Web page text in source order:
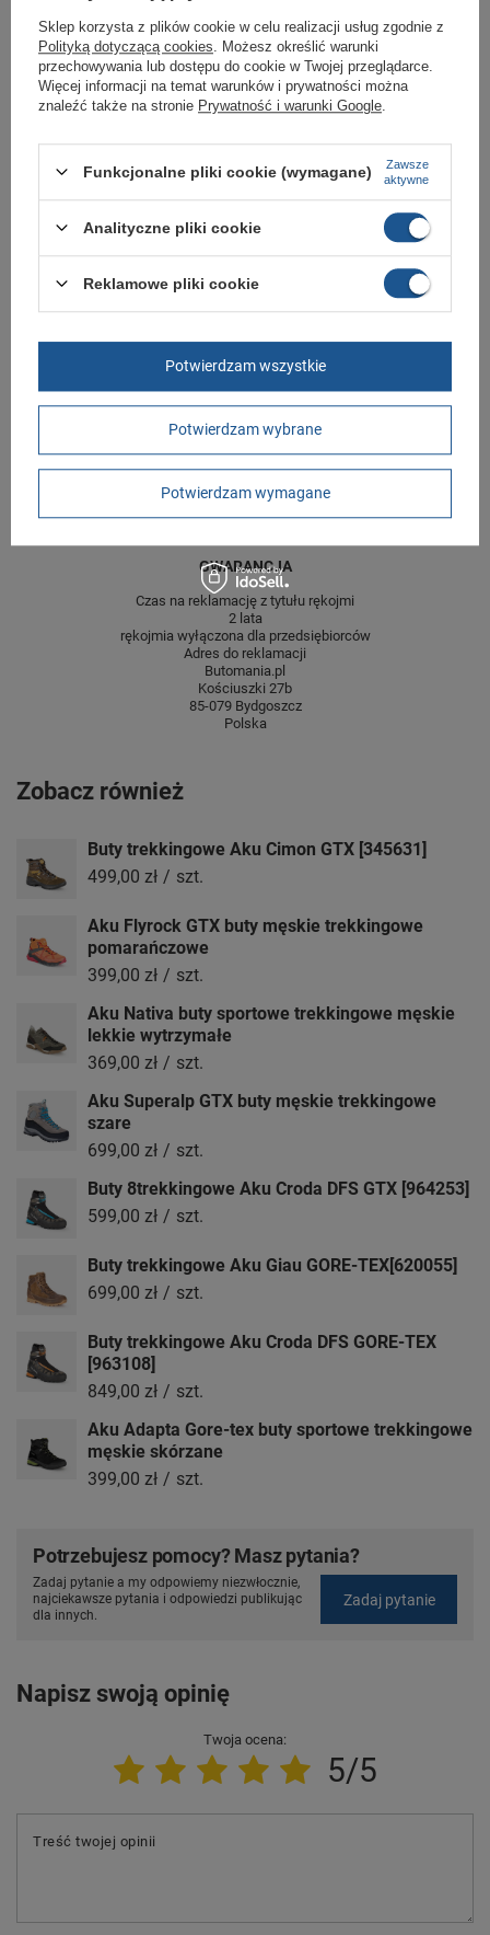
oryginalny i pochodzi z oficjalnej sieci dystrybucyjnej.
W ciągu 30 dni możesz dokonać zwrotu bądź wymiany towaru bez
podania przyczyny.
Marka Aku
Symbol 903205
Materiał zewnętrzny
Zapięcie sznurowane
Szerokość towaru w
centymetrach
Więcej
20
Wysokość towaru w
centymetrach
Więcej
GWARANCJA
Czas na reklamację z tytułu rękojmi
2 lata
rękojmia wyłączona dla przedsiębiorców
Adres do reklamacji
Butomania.pl
Kościuszki 27b
85-079 Bydgoszcz
Polska
Zobacz również
Buty trekkingowe Aku Cimon GTX [345631]
499,00 zł / szt.
Aku Flyrock GTX buty męskie trekkingowe
pomarańczowe
399,00 zł / szt.
Aku Nativa buty sportowe trekkingowe męskie
lekkie wytrzymałe
369,00 zł / szt.
Aku Superalp GTX buty męskie trekkingowe
szare
699,00 zł / szt.
Buty 8trekkingowe Aku Croda DFS GTX [964253]
599,00 zł / szt.
Buty trekkingowe Aku Giau GORE-TEX[620055]
699,00 zł / szt.
Buty trekkingowe Aku Croda DFS GORE-TEX
[963108]
849,00 zł / szt.
Aku Adapta Gore-tex buty sportowe trekkingowe
męskie skórzane
399,00 zł / szt.
Potrzebujesz pomocy? Masz pytania?
Zadaj pytanie a my odpowiemy niezwłocznie,
najciekawsze pytania i odpowiedzi publikując
dla innych.
Zadaj pytanie
Napisz swoją opinię
Twoja ocena:
5/5
Treść twojej opinii
Sklep korzysta z plików cookie w celu realizacji usług zgodnie z
Polityką dotyczącą cookies . Możesz określić warunki
przechowywania lub dostępu do cookie w Twojej przeglądarce.
Więcej informacji na temat warunków i prywatności można
znaleźć także na stronie Prywatność i warunki Google
Funkcjonalne pliki cookie (wymagane)
Zawsze
aktywne
Analityczne pliki cookie
Reklamowe pliki cookie
Potwierdzam wybrane
Potwierdzam wymagane
Potwierdzam wszystkie